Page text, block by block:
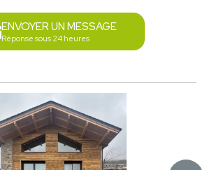
ENVOYER UN MESSAGE
Réponse sous 24 heures